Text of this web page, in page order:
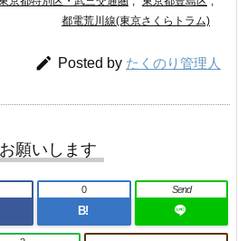
都電荒川線(東京さくらトラム)
 Posted by たくのり管理人
願いします
B!
0 Send